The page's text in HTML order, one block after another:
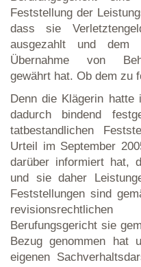
Feststellung der
dass sie
ausgezahlt und dem
Übernahme von
gewährt hat. Ob dem zu
Denn die Klägerin hatte
dadurch bindend
tatbestandlichen
Urteil im September
darüber informiert hat,
und sie daher
Feststellungen sind
Berufungsgericht sie
Bezug genommen hat
eigenen